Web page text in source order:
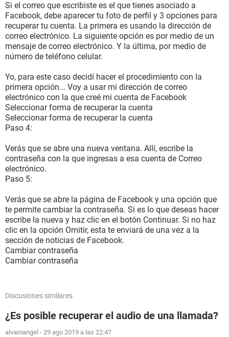
Si el correo que escribiste es el que tienes asociado a
Facebook, debe aparecer tu foto de perfil y 3 opciones para
recuperar tu cuenta. La primera es usando la dirección de
correo electrónico. La siguiente opción es por medio de un
mensaje de correo electrónico. Y la última, por medio de
número de teléfono celular.
Yo, para este caso decidí hacer el procedimiento con la
primera opción... Voy a usar mi dirección de correo
electrónico con la que creé mi cuenta de Facebook
Seleccionar forma de recuperar la cuenta
Seleccionar forma de recuperar la cuenta
Paso 4:
Verás que se abre una nueva ventana. Allí, escribe la
contraseña con la que ingresas a esa cuenta de Correo
electrónico.
Paso 5:
Verás que se abre la página de Facebook y una opción que
te permite cambiar la contraseña. Si es lo que deseas hacer
escribe la nueva y haz clic en el botón Continuar. Si no haz
clic en la opción Omitir, esta te enviará de una vez a la
sección de noticias de Facebook.
Cambiar contraseña
Cambiar contraseña
Discusiones similares
¿Es posible recuperar el audio de una llamada?
alvaroangel - 29 ago 2019 a las 22:47